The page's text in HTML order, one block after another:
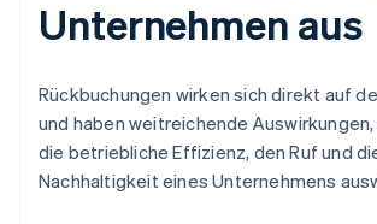
Unternehmen aus
Rückbuchungen wirken sich direkt auf
und haben weitreichende
die betriebliche Effizienz, den Ruf und
Nachhaltigkeit eines Unternehmens